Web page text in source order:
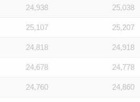
24,938 25,038
25,107 25,207
24,818 24,918
24,678 24,778
24,760 24,860